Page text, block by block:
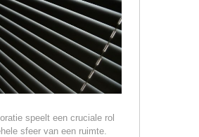
speelt een cruciale rol
sfeer van een ruimte.